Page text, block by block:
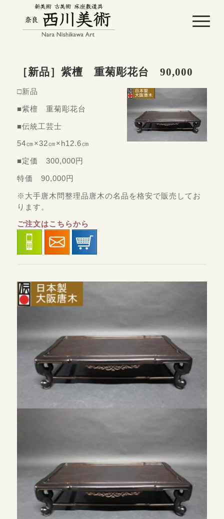
［新品］紫檀 重菊彫花台 90,000
□新品
■紫檀 重菊彫花台
■伝統工芸士
54㎝×32㎝×h12.6㎝
■定価 300,000円
特価 90,000円
※大手唐木問整理品唐木の名品を格安で販売してお
ります。
ご注文はこちらから